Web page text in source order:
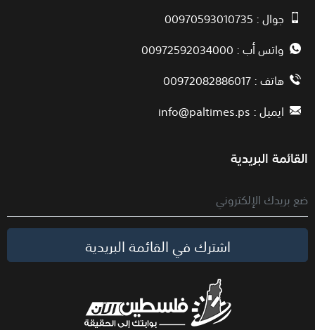
جوال : 00970593010735
واتس أب : 00972592034000
هاتف : 00972082886017
ايميل :info@paltimes.ps
القائمة البريدية
اشترك في القائمة البريدية